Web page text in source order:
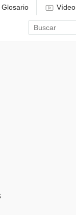
Glosario Vídeo
Enter
search
term